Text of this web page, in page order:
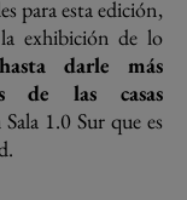
para esta edición,
exhibición de lo
darle más
de las casas
1.0 Sur que es